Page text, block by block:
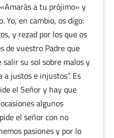
a tu prójimo» y
Yo, en cambio, os digo:
y rezad por los que os
de vuestro Padre que
su sol sobre malos y
justos e injustos”. Es
el Señor y hay que
algunos
el señor con no
pasiones y por lo